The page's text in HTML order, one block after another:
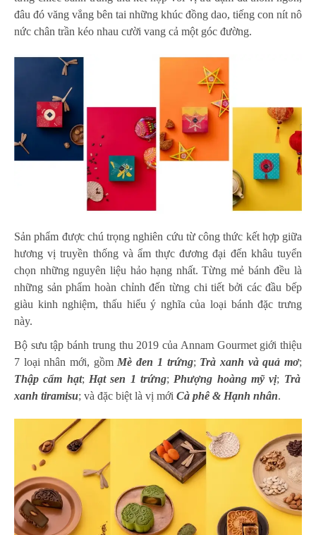
đâu đó văng vẳng bên tai những khúc đồng dao, tiếng con nít nô
nức chân trần kéo nhau cười vang cả một góc đường.
Sản phẩm được chú trọng nghiên cứu từ công thức kết hợp giữa
hương vị truyền thống và ẩm thực đương đại đến khâu tuyển
chọn những nguyên liệu hảo hạng nhất. Từng mẻ bánh đều là
những sản phẩm hoàn chỉnh đến từng chi tiết bởi các đầu bếp
giàu kinh nghiệm, thấu hiểu ý nghĩa của loại bánh đặc trưng
này.
Bộ sưu tập bánh trung thu 2019 của Annam Gourmet giới thiệu
7 loại nhân mới, gồm Mè đen 1 trứng; Trà xanh và quả mơ;
Thập cẩm hạt; Hạt sen 1 trứng; Phượng hoàng mỹ vị; Trà
xanh tiramisu; và đặc biệt là vị mới Cà phê & Hạnh nhân.